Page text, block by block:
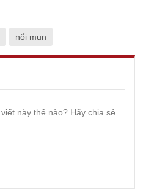
nổi mụn